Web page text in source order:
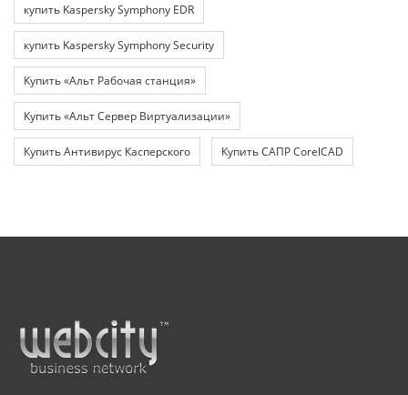
купить Kaspersky Symphony EDR
купить Kaspersky Symphony Security
Купить «Альт Рабочая станция»
Купить «Альт Сервер Виртуализации»
Купить Антивирус Касперского Купить САПР CorelCAD